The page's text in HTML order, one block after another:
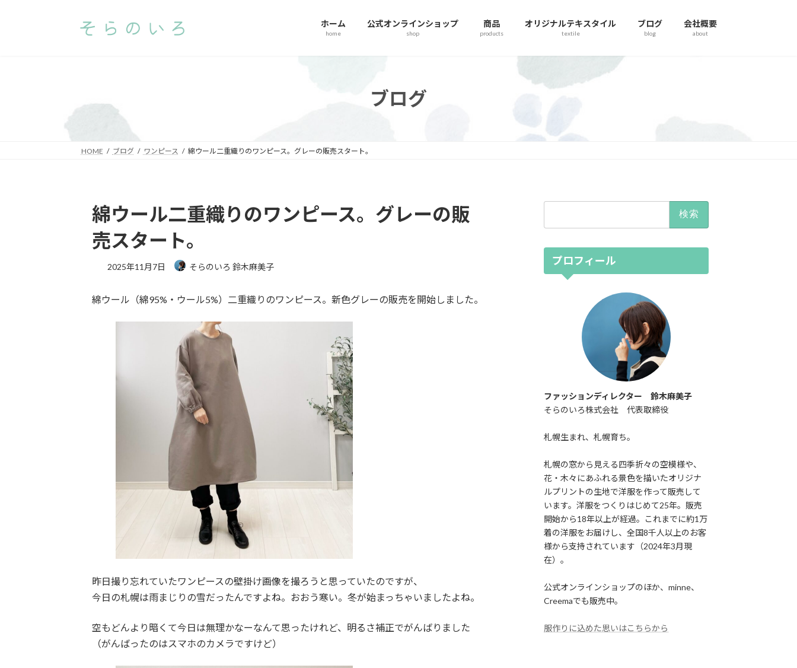
ホーム
home
公式オンラインショップ
shop
商品
products
オリジナルテキスタイル
textile
ブログ
blog
会社概要
about
ブログ
HOME ブログ ワンピース 綿ウール二重織りのワンピース。グレーの販売スタート。
綿ウール二重織りのワンピース。グレーの販
売スタート。
2025年11月7日 そらのいろ 鈴木麻美子
綿ウール（綿95%・ウール5%）二重織りのワンピース。新色グレーの販売を開始しました。
昨日撮り忘れていたワンピースの壁掛け画像を撮ろうと思っていたのですが、
今日の札幌は雨まじりの雪だったんですよね。おおう寒い。冬が始まっちゃいましたよね。
空もどんより暗くて今日は無理かなーなんて思ったけれど、明るさ補正でがんばりました
（がんばったのはスマホのカメラですけど）
プロフィール
ファッションディレクター 鈴木麻美子
そらのいろ株式会社 代表取締役
札幌生まれ、札幌育ち。
札幌の窓から見える四季折々の空模様や、
花・木々にあふれる景色を描いたオリジナ
ルプリントの生地で洋服を作って販売して
います。洋服をつくりはじめて25年。販売
開始から18年以上が経過。これまでに約1万
着の洋服をお届けし、全国8千人以上のお客
様から支持されています（2024年3月現
在）。
公式オンラインショップのほか、minne、
Creemaでも販売中。
服作りに込めた思いはこちらから